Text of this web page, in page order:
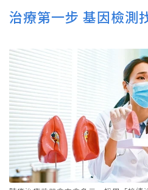
治療第一步 基因檢測